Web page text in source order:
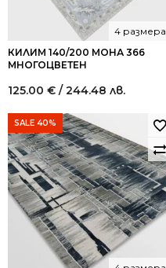
КИЛИМ 140/200 МОНА 366
МНОГОЦВЕТЕН
4 размера
125.00 € / 244.48 лв.
SALE 40%